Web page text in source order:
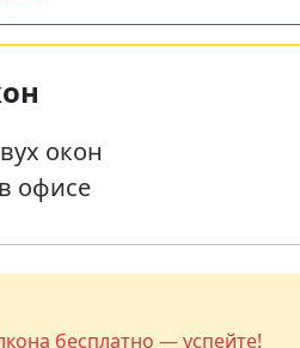
окон
офисе
бесплатно — успейте!